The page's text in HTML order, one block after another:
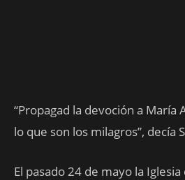
“Propagad la devoción a María
lo que son los milagros”, decía
El pasado 24 de mayo la